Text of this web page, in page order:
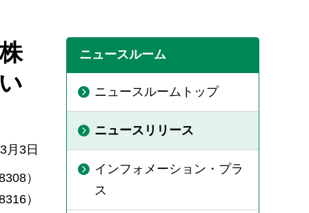
月3日
）
）
ニュースルーム
ニュースルームトップ
ニュースリリース
インフォメーション・プラ
ス